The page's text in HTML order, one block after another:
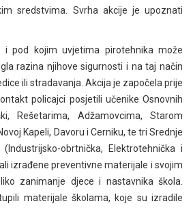
sredstvima. Svrha akcije je upoznati
i pod kojim uvjetima pirotehnika može
razina njihove sigurnosti i na taj način
ili stradavanja. Akcija je započela prije
policajci posjetili učenike Osnovnih
Rešetarima, Adžamovcima, Starom
Kapeli, Davoru i Cerniku, te tri Srednje
obrtnička, Elektrotehnička i
izrađene preventivne materijale i svojim
zanimanje djece i nastavnika škola.
materijale školama, koje su izradile